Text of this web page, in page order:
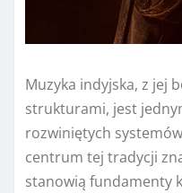
Muzyka indyjska, z jej
strukturami, jest
rozwiniętych
centrum tej tradycji
stanowią fundamenty